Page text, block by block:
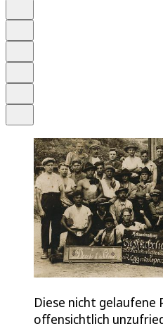
Diese nicht
offensichtlich